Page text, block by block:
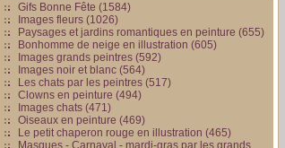
Gifs Bonne Fête (1584)
Images fleurs (1026)
Paysages et jardins romantiques en peinture (655)
Bonhomme de neige en illustration (605)
Images grands peintres (592)
Images noir et blanc (564)
Les chats par les peintres (517)
Clowns en peinture (494)
Images chats (471)
Oiseaux en peinture (469)
Le petit chaperon rouge en illustration (465)
Masques - Carnaval - mardi-gras par les grands